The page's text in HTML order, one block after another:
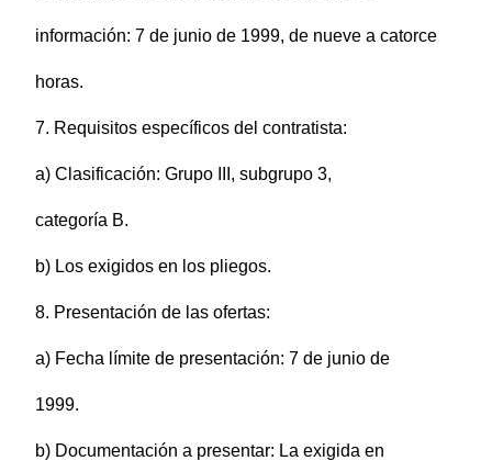
información: 7 de junio de 1999, de nueve a catorce
horas.
7. Requisitos específicos del contratista:
a) Clasificación: Grupo III, subgrupo 3,
categoría B.
b) Los exigidos en los pliegos.
8. Presentación de las ofertas:
a) Fecha límite de presentación: 7 de junio de
1999.
b) Documentación a presentar: La exigida en